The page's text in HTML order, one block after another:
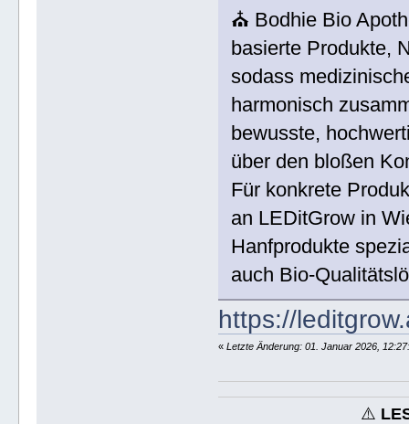
⛪ Bodhie Bio
basierte Produkte,
sodass
harmonisch
bewusste,
über den bloßen
Für konkrete
an LEDitGrow in
Hanfprodukte
auch Bio-
https://
«Letzte Änderung: 01. Januar 2026,
⚠️